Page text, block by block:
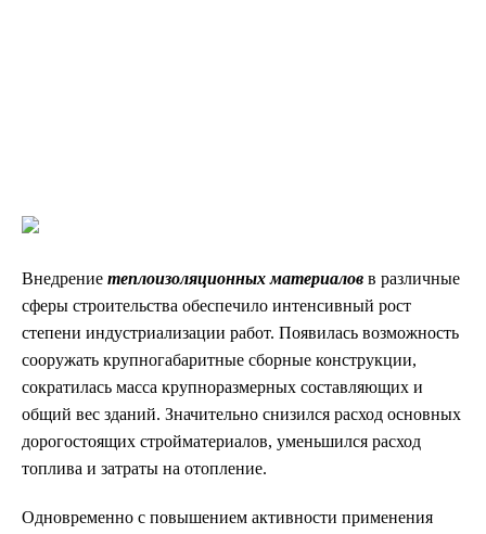
Внедрение теплоизоляционных материалов в различные
сферы строительства обеспечило интенсивный рост
степени индустриализации работ. Появилась возможность
сооружать крупногабаритные сборные конструкции,
сократилась масса крупноразмерных составляющих и
общий вес зданий. Значительно снизился расход основных
дорогостоящих стройматериалов, уменьшился расход
топлива и затраты на отопление.
Одновременно с повышением активности применения